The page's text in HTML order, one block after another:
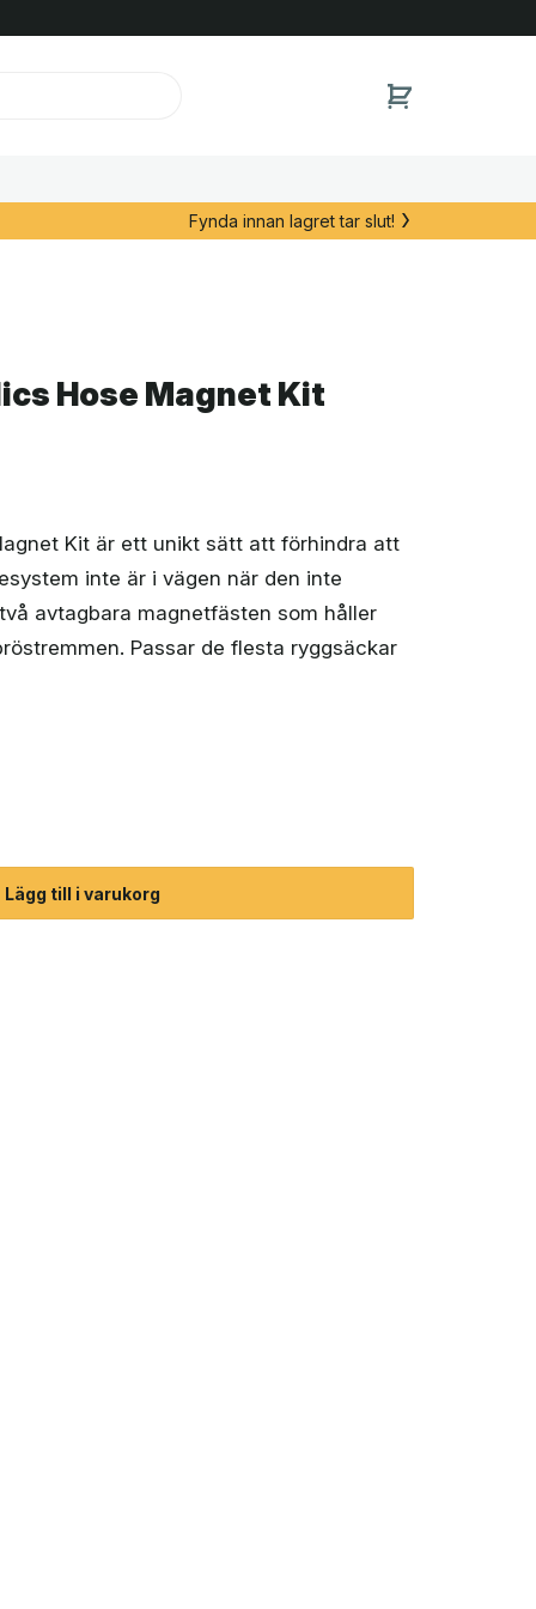
Fynda innan lagret tar slut!
Hose Magnet Kit
Kit är ett unikt sätt att förhindra att
inte är i vägen när den inte
avtagbara magnetfästen som håller
Passar de flesta ryggsäckar
Lägg till i varukorg